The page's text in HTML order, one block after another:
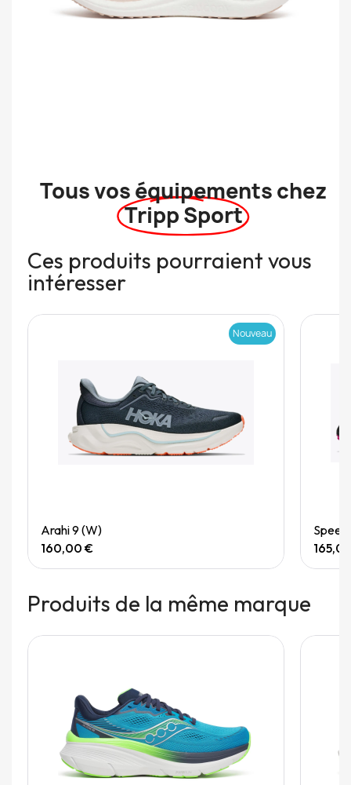
Tous vos équipements chez
Tripp Sport
Ces produits pourraient vous
intéresser
Nouveau
Arahi 9 (W)
160,00 €
Produits de la même marque